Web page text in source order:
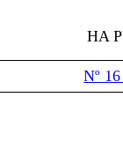
HA
Nº